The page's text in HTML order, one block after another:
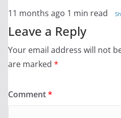
11 months ago 1 min read
Leave a Reply
Your email address will not
are marked *
Comment*